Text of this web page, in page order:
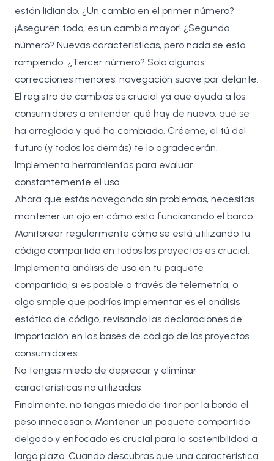
están lidiando. ¿Un cambio en el primer número?
¡Aseguren todo, es un cambio mayor! ¿Segundo
número? Nuevas características, pero nada se está
rompiendo. ¿Tercer número? Solo algunas
correcciones menores, navegación suave por delante.
El registro de cambios es crucial ya que ayuda a los
consumidores a entender qué hay de nuevo, qué se
ha arreglado y qué ha cambiado. Créeme, el tú del
futuro (y todos los demás) te lo agradecerán.
Implementa herramientas para evaluar
constantemente el uso
Ahora que estás navegando sin problemas, necesitas
mantener un ojo en cómo está funcionando el barco.
Monitorear regularmente cómo se está utilizando tu
código compartido en todos los proyectos es crucial.
Implementa análisis de uso en tu paquete
compartido, si es posible a través de telemetría, o
algo simple que podrías implementar es el análisis
estático de código, revisando las declaraciones de
importación en las bases de código de los proyectos
consumidores.
No tengas miedo de deprecar y eliminar
características no utilizadas
Finalmente, no tengas miedo de tirar por la borda el
peso innecesario. Mantener un paquete compartido
delgado y enfocado es crucial para la sostenibilidad a
largo plazo. Cuando descubras que una característica